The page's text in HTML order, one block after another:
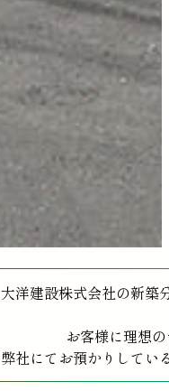
大洋建設株式会社の新築
お客様に理想
弊社にてお預かりしてい